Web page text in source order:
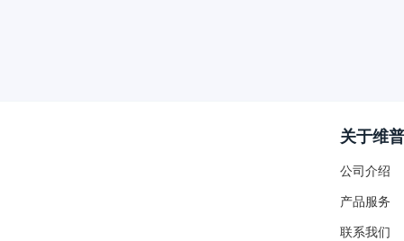
关于维普
公司介绍
产品服务
联系我们